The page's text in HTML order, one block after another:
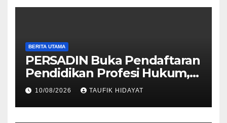
BERITA UTAMA
PERSADIN Buka Pendaftaran
Pendidikan Profesi Hukum,
Ini Syarat dan Lokasinya
10/08/2026 TAUFIK HIDAYAT